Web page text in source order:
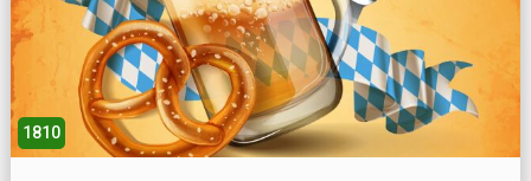
1810